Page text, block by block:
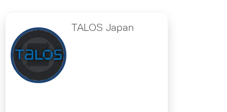
TALOS Japan